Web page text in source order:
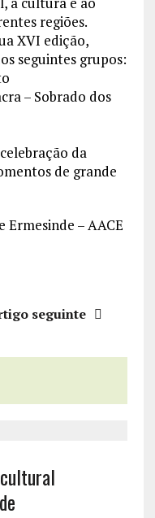
regiões.
XVI edição,
seguintes grupos:
– Sobrado dos
da
de grande
– AACE
seguinte